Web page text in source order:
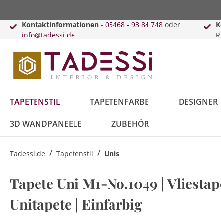
Kontaktinformationen - 05468 - 93 84 748 oder
info@tadessi.de
TAPETENSTIL TAPETENFARBE DESIGNER
3D WANDPANEELE ZUBEHÖR
Blätter
Kreise
Blau Braun
Daniel Hechter
Guido Maria
Kretschmer
Vorhänge Vorhangleisten
Tadessi.de / Tapetenstil / Unis
Tapete Uni M1-No.1049 |
Unitapete | Einfarbig